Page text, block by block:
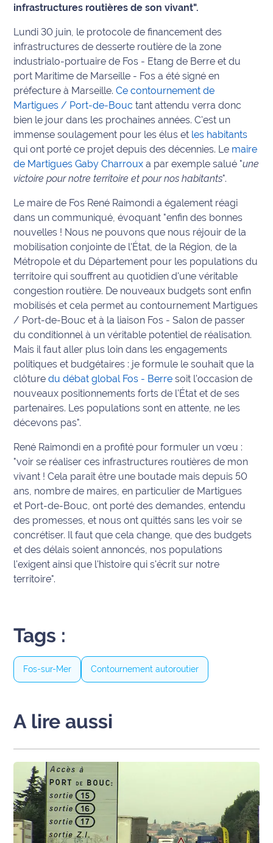
Info
route
Justice
Loisirs
Politique
Santé
Social
National
International
Défense
Municipales
2026
Contenus
Partenaires
L'invité(e)
de la
rédaction
Coup de
coeur
Maritima
Fil
rouge
de Jeff
C'est
mon
club
Coachs
Bon
plan
sortie
Nous
contacter
infrastructures routières de son vivant".
Lundi 30 juin, le protocole de financement des
infrastructures de desserte routière de la zone
industrialo-portuaire de Fos - Etang de Berre et du
port Maritime de Marseille - Fos a été signé en
préfecture à Marseille.Ce contournement de
Martigues / Port-de-Bouc tant attendu verra donc
bien le jour dans les prochaines années. C'est un
immense soulagement pour les élus et les habitants
qui ont porté ce projet depuis des décennies. Le maire
de Martigues Gaby Charroux a par exemple salué "une
victoire pour notre territoire et pour nos habitants".
Le maire de Fos René Raimondi a également réagi
dans un communiqué, évoquant "enfin des bonnes
nouvelles ! Nous ne pouvons que nous réjouir de la
mobilisation conjointe de l'État, de la Région, de la
Métropole et du Département pour les populations du
territoire qui souffrent au quotidien d'une véritable
congestion routière. De nouveaux budgets sont enfin
mobilisés et cela permet au contournement Martigues
/ Port-de-Bouc et à la liaison Fos - Salon de passer
du conditionnel à un véritable potentiel de réalisation.
Mais il faut aller plus loin dans les engagements
politiques et budgétaires : je formule le souhait que la
clôturedu débat global Fos - Berre soit l'occasion de
nouveaux positionnements forts de l'État et de ses
partenaires. Les populations sont en attente, ne les
décevons pas".
René Raimondi en a profité pour formuler un vœu :
"voir se réaliser ces infrastructures routières de mon
vivant ! Cela paraît être une boutade mais depuis 50
ans, nombre de maires, en particulier de Martigues
et Port-de-Bouc, ont porté des demandes, entendu
des promesses, et nous ont quittés sans les voir se
concrétiser. Il faut que cela change, que des budgets
et des délais soient annoncés, nos populations
l'exigent ainsi que l'histoire qui s'écrit sur notre
territoire".
Tags :
Fos-sur-Mer Contournement autoroutier
A lire aussi